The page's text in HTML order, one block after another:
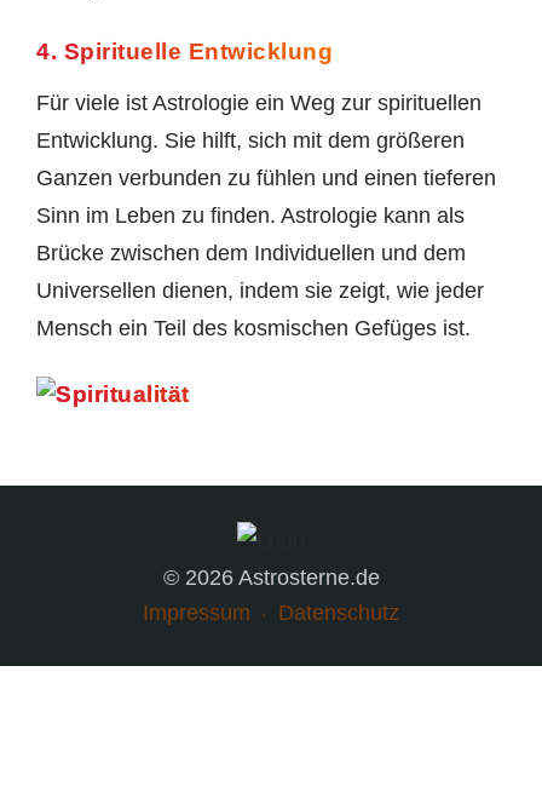
4. Spirituelle Entwicklung
Für viele ist Astrologie ein Weg zur spirituellen
Entwicklung. Sie hilft, sich mit dem größeren
Ganzen verbunden zu fühlen und einen tieferen
Sinn im Leben zu finden. Astrologie kann als
Brücke zwischen dem Individuellen und dem
Universellen dienen, indem sie zeigt, wie jeder
Mensch ein Teil des kosmischen Gefüges ist.
© 2026 Astrosterne.de
Impressum
Datenschutz